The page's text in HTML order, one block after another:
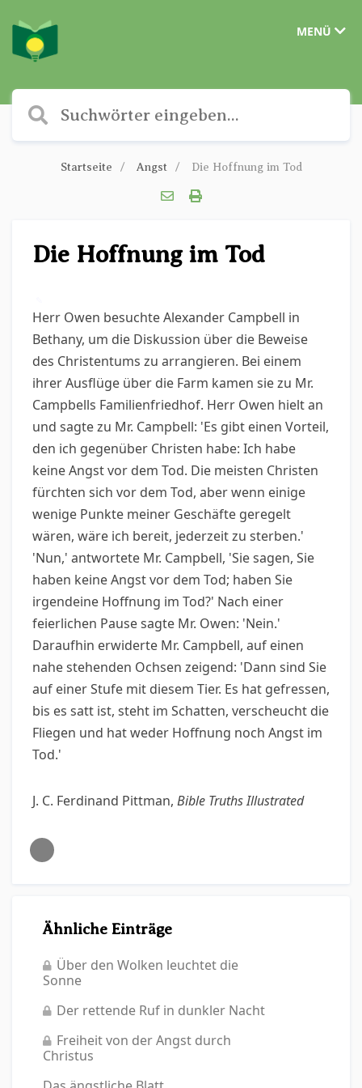
MENÜ
Startseite Angst Die Hoffnung im Tod
Die Hoffnung im Tod
Herr Owen besuchte Alexander Campbell in
Bethany, um die Diskussion über die Beweise
des Christentums zu arrangieren. Bei einem
ihrer Ausflüge über die Farm kamen sie zu Mr.
Campbells Familienfriedhof. Herr Owen hielt an
und sagte zu Mr. Campbell: 'Es gibt einen Vorteil,
den ich gegenüber Christen habe: Ich habe
keine Angst vor dem Tod. Die meisten Christen
fürchten sich vor dem Tod, aber wenn einige
wenige Punkte meiner Geschäfte geregelt
wären, wäre ich bereit, jederzeit zu sterben.'
'Nun,' antwortete Mr. Campbell, 'Sie sagen, Sie
haben keine Angst vor dem Tod; haben Sie
irgendeine Hoffnung im Tod?' Nach einer
feierlichen Pause sagte Mr. Owen: 'Nein.'
Daraufhin erwiderte Mr. Campbell, auf einen
nahe stehenden Ochsen zeigend: 'Dann sind Sie
auf einer Stufe mit diesem Tier. Es hat gefressen,
bis es satt ist, steht im Schatten, verscheucht die
Fliegen und hat weder Hoffnung noch Angst im
Tod.'
J. C. Ferdinand Pittman, Bible Truths Illustrated
Ähnliche Einträge
Über den Wolken leuchtet die
Sonne
Der rettende Ruf in dunkler Nacht
Freiheit von der Angst durch
Christus